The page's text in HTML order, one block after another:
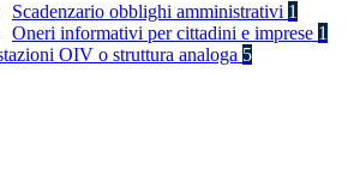
Scadenzario obblighi amministrativi 1
Oneri informativi per cittadini e imprese 1
OIV o struttura analoga 5